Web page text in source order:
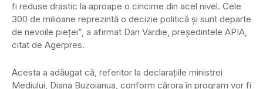
fi reduse drastic la aproape o cincime din acel nivel. Cele
300 de milioane reprezintă o decizie politică și sunt departe
de nevoile pieței”, a afirmat Dan Vardie, președintele APIA,
citat de Agerpres.
Acesta a adăugat că, referitor la declarațiile ministrei
Mediului, Diana Buzoianua, conform cărora în program vor fi